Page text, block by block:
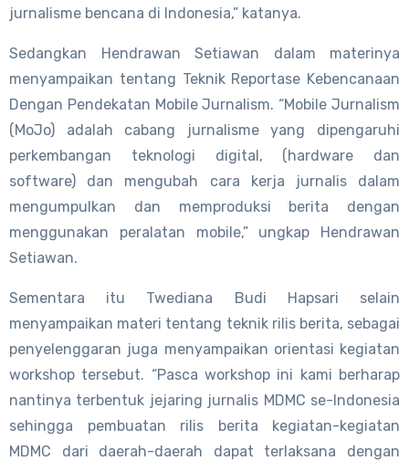
jurnalisme bencana di Indonesia,” katanya.
Sedangkan Hendrawan Setiawan dalam materinya
menyampaikan tentang Teknik Reportase Kebencanaan
Dengan Pendekatan Mobile Jurnalism. “Mobile Jurnalism
(MoJo) adalah cabang jurnalisme yang dipengaruhi
perkembangan teknologi digital, (hardware dan
software) dan mengubah cara kerja jurnalis dalam
mengumpulkan dan memproduksi berita dengan
menggunakan peralatan mobile,” ungkap Hendrawan
Setiawan.
Sementara itu Twediana Budi Hapsari selain
menyampaikan materi tentang teknik rilis berita, sebagai
penyelenggaran juga menyampaikan orientasi kegiatan
workshop tersebut. “Pasca workshop ini kami berharap
nantinya terbentuk jejaring jurnalis MDMC se-Indonesia
sehingga pembuatan rilis berita kegiatan-kegiatan
MDMC dari daerah-daerah dapat terlaksana dengan